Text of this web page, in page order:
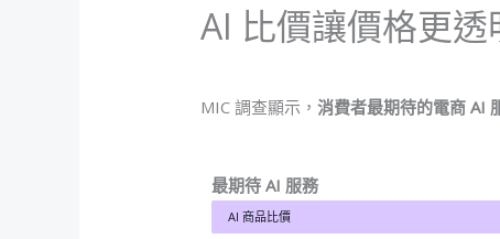
AI 比價讓價格更
MIC 調查顯示，消費者最期待的電商 AI
最期待 AI 服務
AI 商品比價